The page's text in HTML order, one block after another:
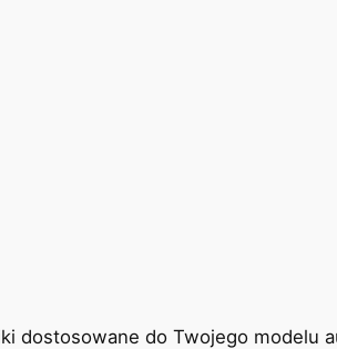
dostosowane do Twojego modelu